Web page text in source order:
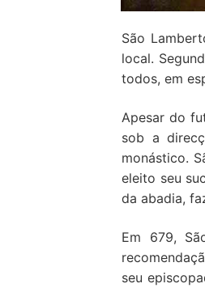
São
local.
todos, em
Apesar do
sob a
monástico.
eleito seu
da abadia,
Em 679,
seu